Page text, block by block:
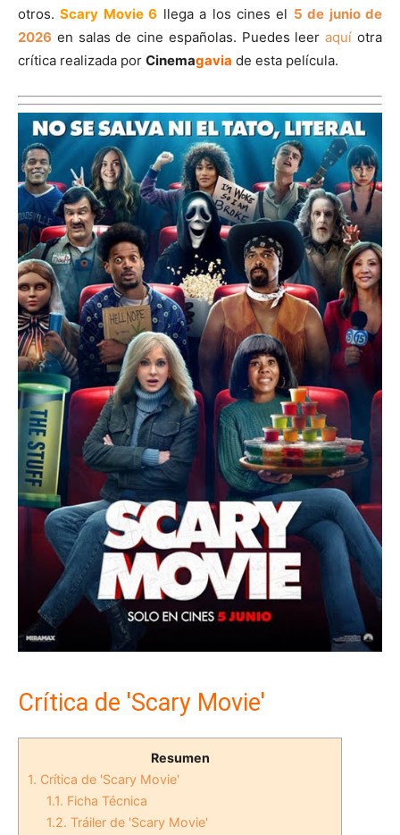
otros.Scary Movie 6 llega a los cines el 5 de junio de
2026 en salas de cine españolas. Puedes leeraquí otra
crítica realizada por Cinemagavia de esta película.
Crítica de 'Scary Movie'
Resumen
1. Crítica de 'Scary Movie'
1.1. Ficha Técnica
1.2. Tráiler de 'Scary Movie'